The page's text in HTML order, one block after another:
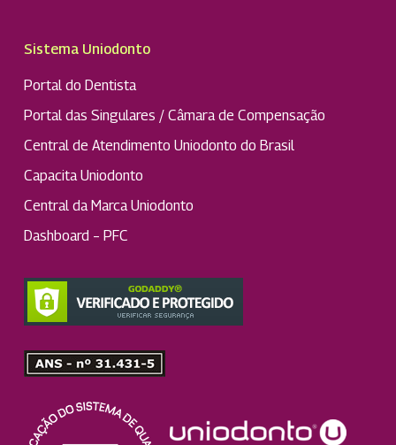
Sistema Uniodonto
Portal do Dentista
Portal das Singulares / Câmara de Compensação
Central de Atendimento Uniodonto do Brasil
Capacita Uniodonto
Central da Marca Uniodonto
Dashboard – PFC